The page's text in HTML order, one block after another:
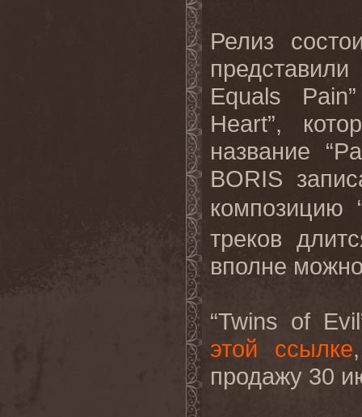
Релиз
Equals
Heart”,
название
BORIS
треков
вполне
“Twins of
этой ссылке
продажу 30